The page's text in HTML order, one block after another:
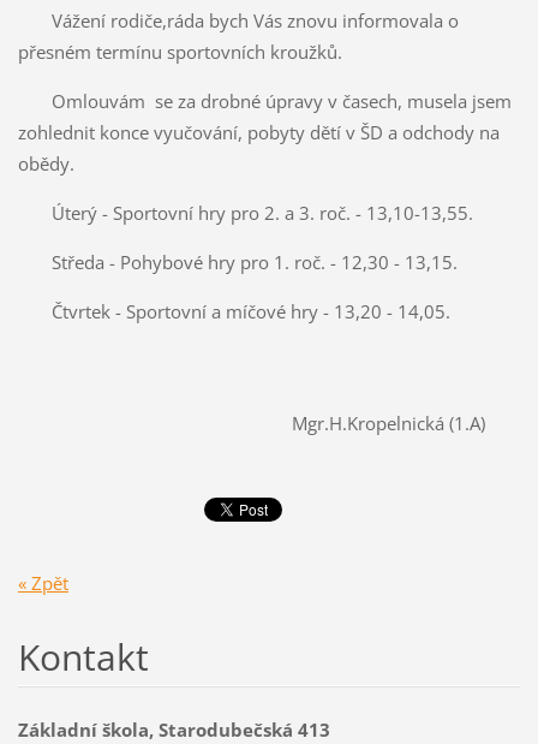
Vážení rodiče,ráda bych Vás znovu informovala o
přesném termínu sportovních kroužků.
Omlouvám se za drobné úpravy v časech, musela jsem
zohlednit konce vyučování, pobyty dětí v ŠD a odchody na
obědy.
Úterý - Sportovní hry pro 2. a 3. roč. - 13,10-13,55.
Středa - Pohybové hry pro 1. roč. - 12,30 - 13,15.
Čtvrtek - Sportovní a míčové hry - 13,20 - 14,05.
Mgr.H.Kropelnická (1.A)
« Zpět
Kontakt
Základní škola, Starodubečská 413